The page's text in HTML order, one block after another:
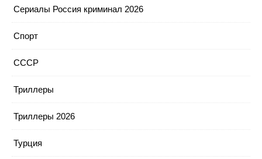
Сериалы Россия криминал 2026
Спорт
СССР
Триллеры
Триллеры 2026
Турция